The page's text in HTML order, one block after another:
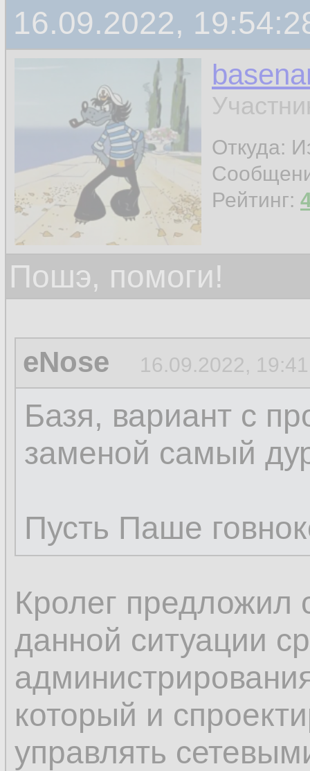
16.09.2022,
Откуда:
Рейтинг:
Пошэ, помоги!
eNose 16.09.2022,
Базя, вариант с
заменой самый
Пусть Паше
Кролег предложил
данной ситуации
который и
управлять